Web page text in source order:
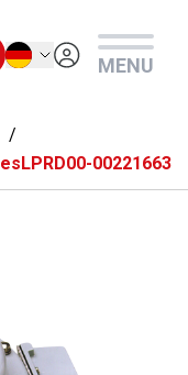
Deutsch
MENU
00221663